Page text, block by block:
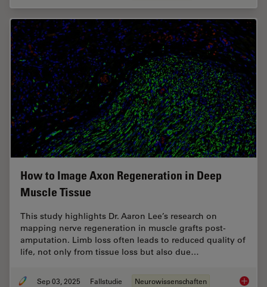
How to Image Axon Regeneration in Deep
Muscle Tissue
This study highlights Dr. Aaron Lee’s research on
mapping nerve regeneration in muscle grafts post-
amputation. Limb loss often leads to reduced quality of
life, not only from tissue loss but also due…
Sep 03, 2025 Fallstudie Neurowissenschaften How to